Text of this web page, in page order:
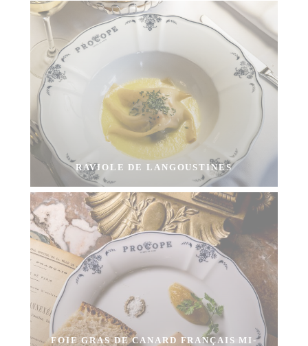
RAVIOLE DE LANGOUSTINES
FOIE GRAS DE CANARD FRANÇAIS MI-